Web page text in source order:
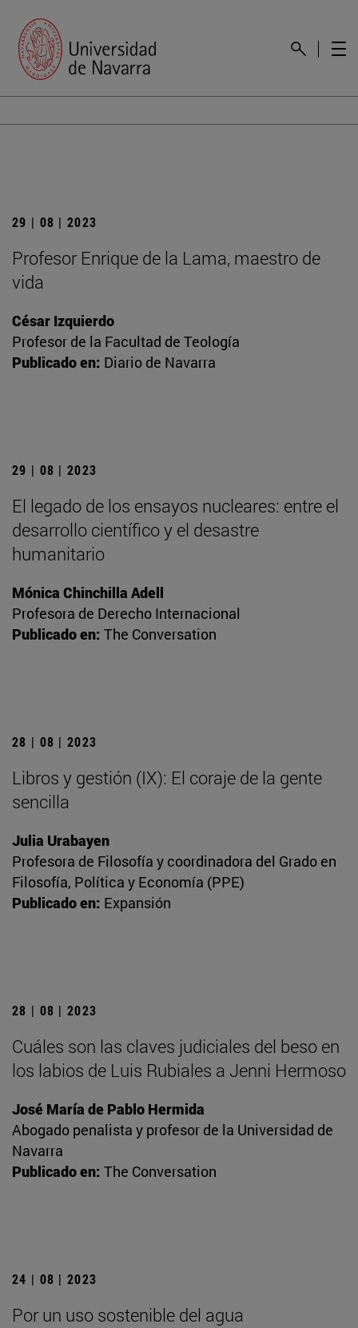
29 | 08 | 2023
Profesor Enrique de la Lama, maestro de
vida
César Izquierdo
Profesor de la Facultad de Teología
Publicado en: Diario de Navarra
29 | 08 | 2023
El legado de los ensayos nucleares: entre el
desarrollo científico y el desastre
humanitario
Mónica Chinchilla Adell
Profesora de Derecho Internacional
Publicado en: The Conversation
28 | 08 | 2023
Libros y gestión (IX): El coraje de la gente
sencilla
Julia Urabayen
Profesora de Filosofía y coordinadora del Grado en
Filosofía, Política y Economía (PPE)
Publicado en: Expansión
28 | 08 | 2023
Cuáles son las claves judiciales del beso en
los labios de Luis Rubiales a Jenni Hermoso
José María de Pablo Hermida
Abogado penalista y profesor de la Universidad de
Navarra
Publicado en: The Conversation
24 | 08 | 2023
Por un uso sostenible del agua